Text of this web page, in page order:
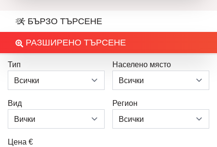
БЪРЗО ТЪРСЕНЕ
РАЗШИРЕНО ТЪРСЕНЕ
Тип Населено място
Вид Регион
Цена €